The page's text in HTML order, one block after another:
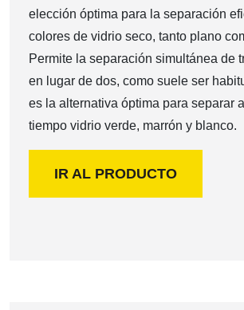
elección óptima para la separación
colores de vidrio seco, tanto plano
Permite la separación simultánea de
en lugar de dos, como suele ser
es la alternativa óptima para separar
tiempo vidrio verde, marrón y blanco.
IR AL PRODUCTO